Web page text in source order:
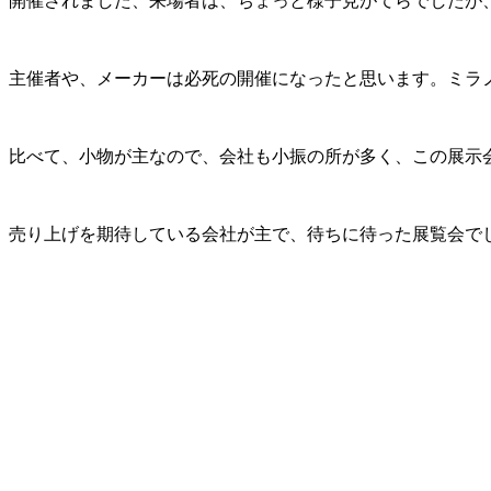
主催者や、メーカーは必死の開催になったと思います。ミラ
比べて、小物が主なので、会社も小振の所が多く、この展示
売り上げを期待している会社が主で、待ちに待った展覧会で